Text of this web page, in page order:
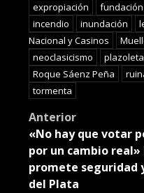
expropiación
fundación
incendio
inundación
Nacional y Casinos
neoclasicismo
plazoleta
Roque Sáenz Peña
tormenta
Post
navigation
Anterior
«No hay que votar
por un cambio
promete seguridad
del Plata